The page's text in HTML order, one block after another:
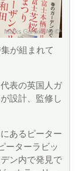
が組まれて
表の英国人ガ
設計、監修し
あるピーター
ーターラビッ
ン内で発見で